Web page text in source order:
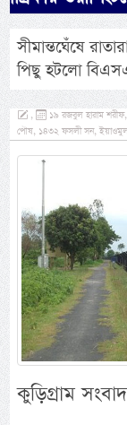
সীমান্তঘেঁষে
পিছু হটলো
,
১৯ রজবুল হারাম
পৌষ, ১৪৩২ ফসলী সন,
কুড়িগ্রাম